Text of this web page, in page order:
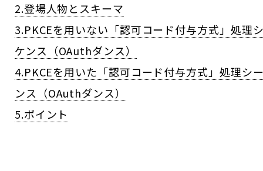
2.登場人物とスキーマ
3.PKCEを用いない「認可コード付与方式」処理
ケンス（OAuthダンス）
4.PKCEを用いた「認可コード付与方式」処理シ
ンス（OAuthダンス）
5.ポイント